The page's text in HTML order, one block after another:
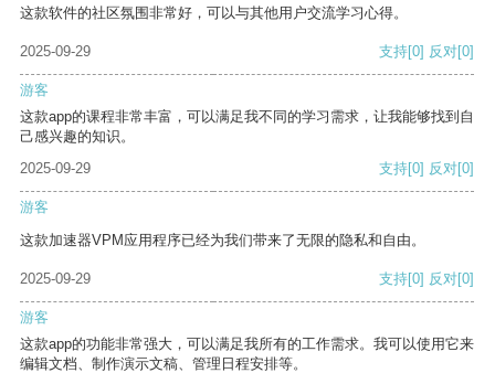
这款软件的社区氛围非常好，可以与其他用户交流学习心得。
2025-09-29 支持[0] 反对[0]
游客
这款app的课程非常丰富，可以满足我不同的学习需求，让我能够找到自
己感兴趣的知识。
2025-09-29
支持[0] 反对[0]
游客
这款加速器VPM应用程序已经为我们带来了无限的隐私和自由。
2025-09-29 支持[0] 反对[0]
游客
这款app的功能非常强大，可以满足我所有的工作需求。我可以使用它来
编辑文档、制作演示文稿、管理日程安排等。